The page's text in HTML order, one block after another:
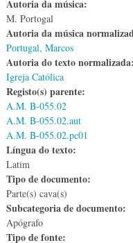
Autoria da música:
M. Portogal
Autoria da música
Portugal, Marcos
Autoria do texto
Igreja Católica
Registo(s) parente:
A.M. B-055.02
A.M. B-055.02.aut
A.M. B-055.02.pc01
Língua do texto:
Latim
Tipo de documento:
Parte(s) cava(s)
Subcategoria de documento:
Apógrafo
Tipo de fonte: